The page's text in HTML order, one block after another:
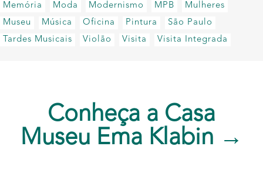
Memória
Moda Modernismo MPB
Mulheres
Museu
Música Oficina Pintura
São Paulo
Tardes Musicais
Violão Visita Visita Integrada
Conheça a Casa
Museu Ema Klabin →